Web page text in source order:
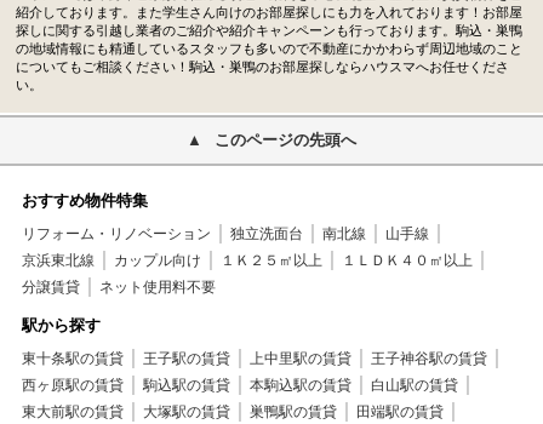
紹介しております。また学生さん向けのお部屋探しにも力を入れております！お部屋
探しに関する引越し業者のご紹介や紹介キャンペーンも行っております。駒込・巣鴨
の地域情報にも精通しているスタッフも多いので不動産にかかわらず周辺地域のこと
についてもご相談ください！駒込・巣鴨のお部屋探しならハウスマへお任せくださ
い。
このページの先頭へ
おすすめ物件特集
リフォーム・リノベーション 独立洗面台 南北線
山手線
京浜東北線
カップル向け １Ｋ２５㎡以上
１ＬＤＫ４０㎡以上
分譲賃貸
ネット使用料不要
駅から探す
東十条駅の賃貸 王子駅の賃貸 上中里駅の賃貸
王子神谷駅の賃貸
西ヶ原駅の賃貸
駒込駅の賃貸 本駒込駅の賃貸
白山駅の賃貸
東大前駅の賃貸
大塚駅の賃貸 巣鴨駅の賃貸
田端駅の賃貸